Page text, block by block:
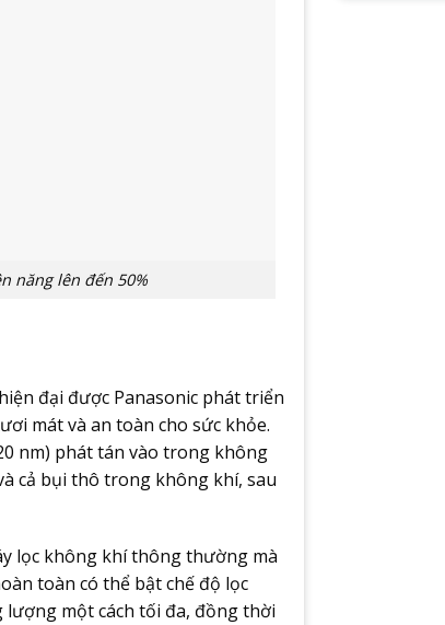
năng lên đến 50%
đại được Panasonic phát triển
mát và an toàn cho sức khỏe.
nm) phát tán vào trong không
cả bụi thô trong không khí, sau
lọc không khí thông thường mà
toàn có thể bật chế độ lọc
một cách tối đa, đồng thời